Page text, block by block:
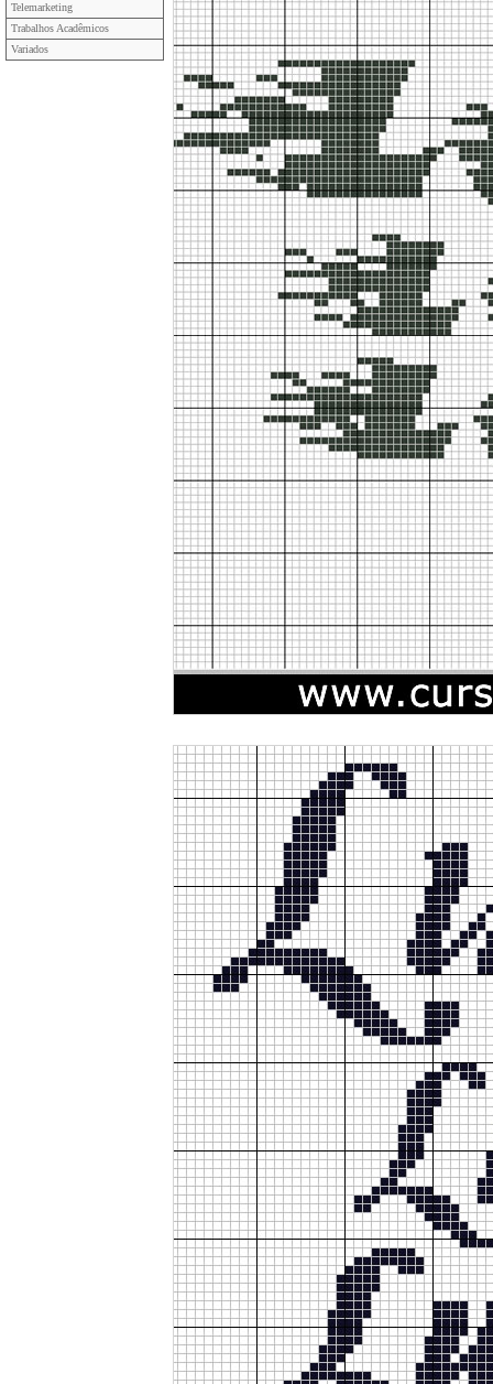
Telemarketing
Trabalhos Acadêmicos
Variados